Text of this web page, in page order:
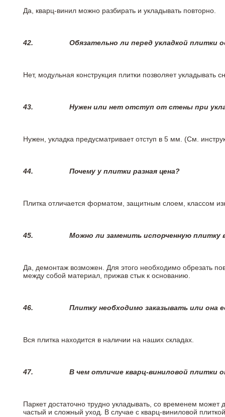
Да, кварц-винил можно разбирать и укладывать повторно.
42. Обязательно ли перед укладкой плитки
Нет, модульная конструкция плитки позволяет
43. Нужен или нет отступ от стены при
Нужен, укладка предусматривает отступ в 5 мм. (См.
44. Почему у плитки разная цена?
Плитка отличается форматом, защитным слоем, классом
45. Можно ли заменить испорченную плитку
Да, демонтаж возможен. Для этого необходимо обрезать
между собой материал, прижав стык к основанию.
46. Плитку необходимо заказывать или она
Вся плитка находится в наличии на наших складах.
47. В чем отличие кварц-виниловой плитки
Паркет достаточно трудно укладывать, со временем
частый и сложный уход. В случае с кварц-виниловой